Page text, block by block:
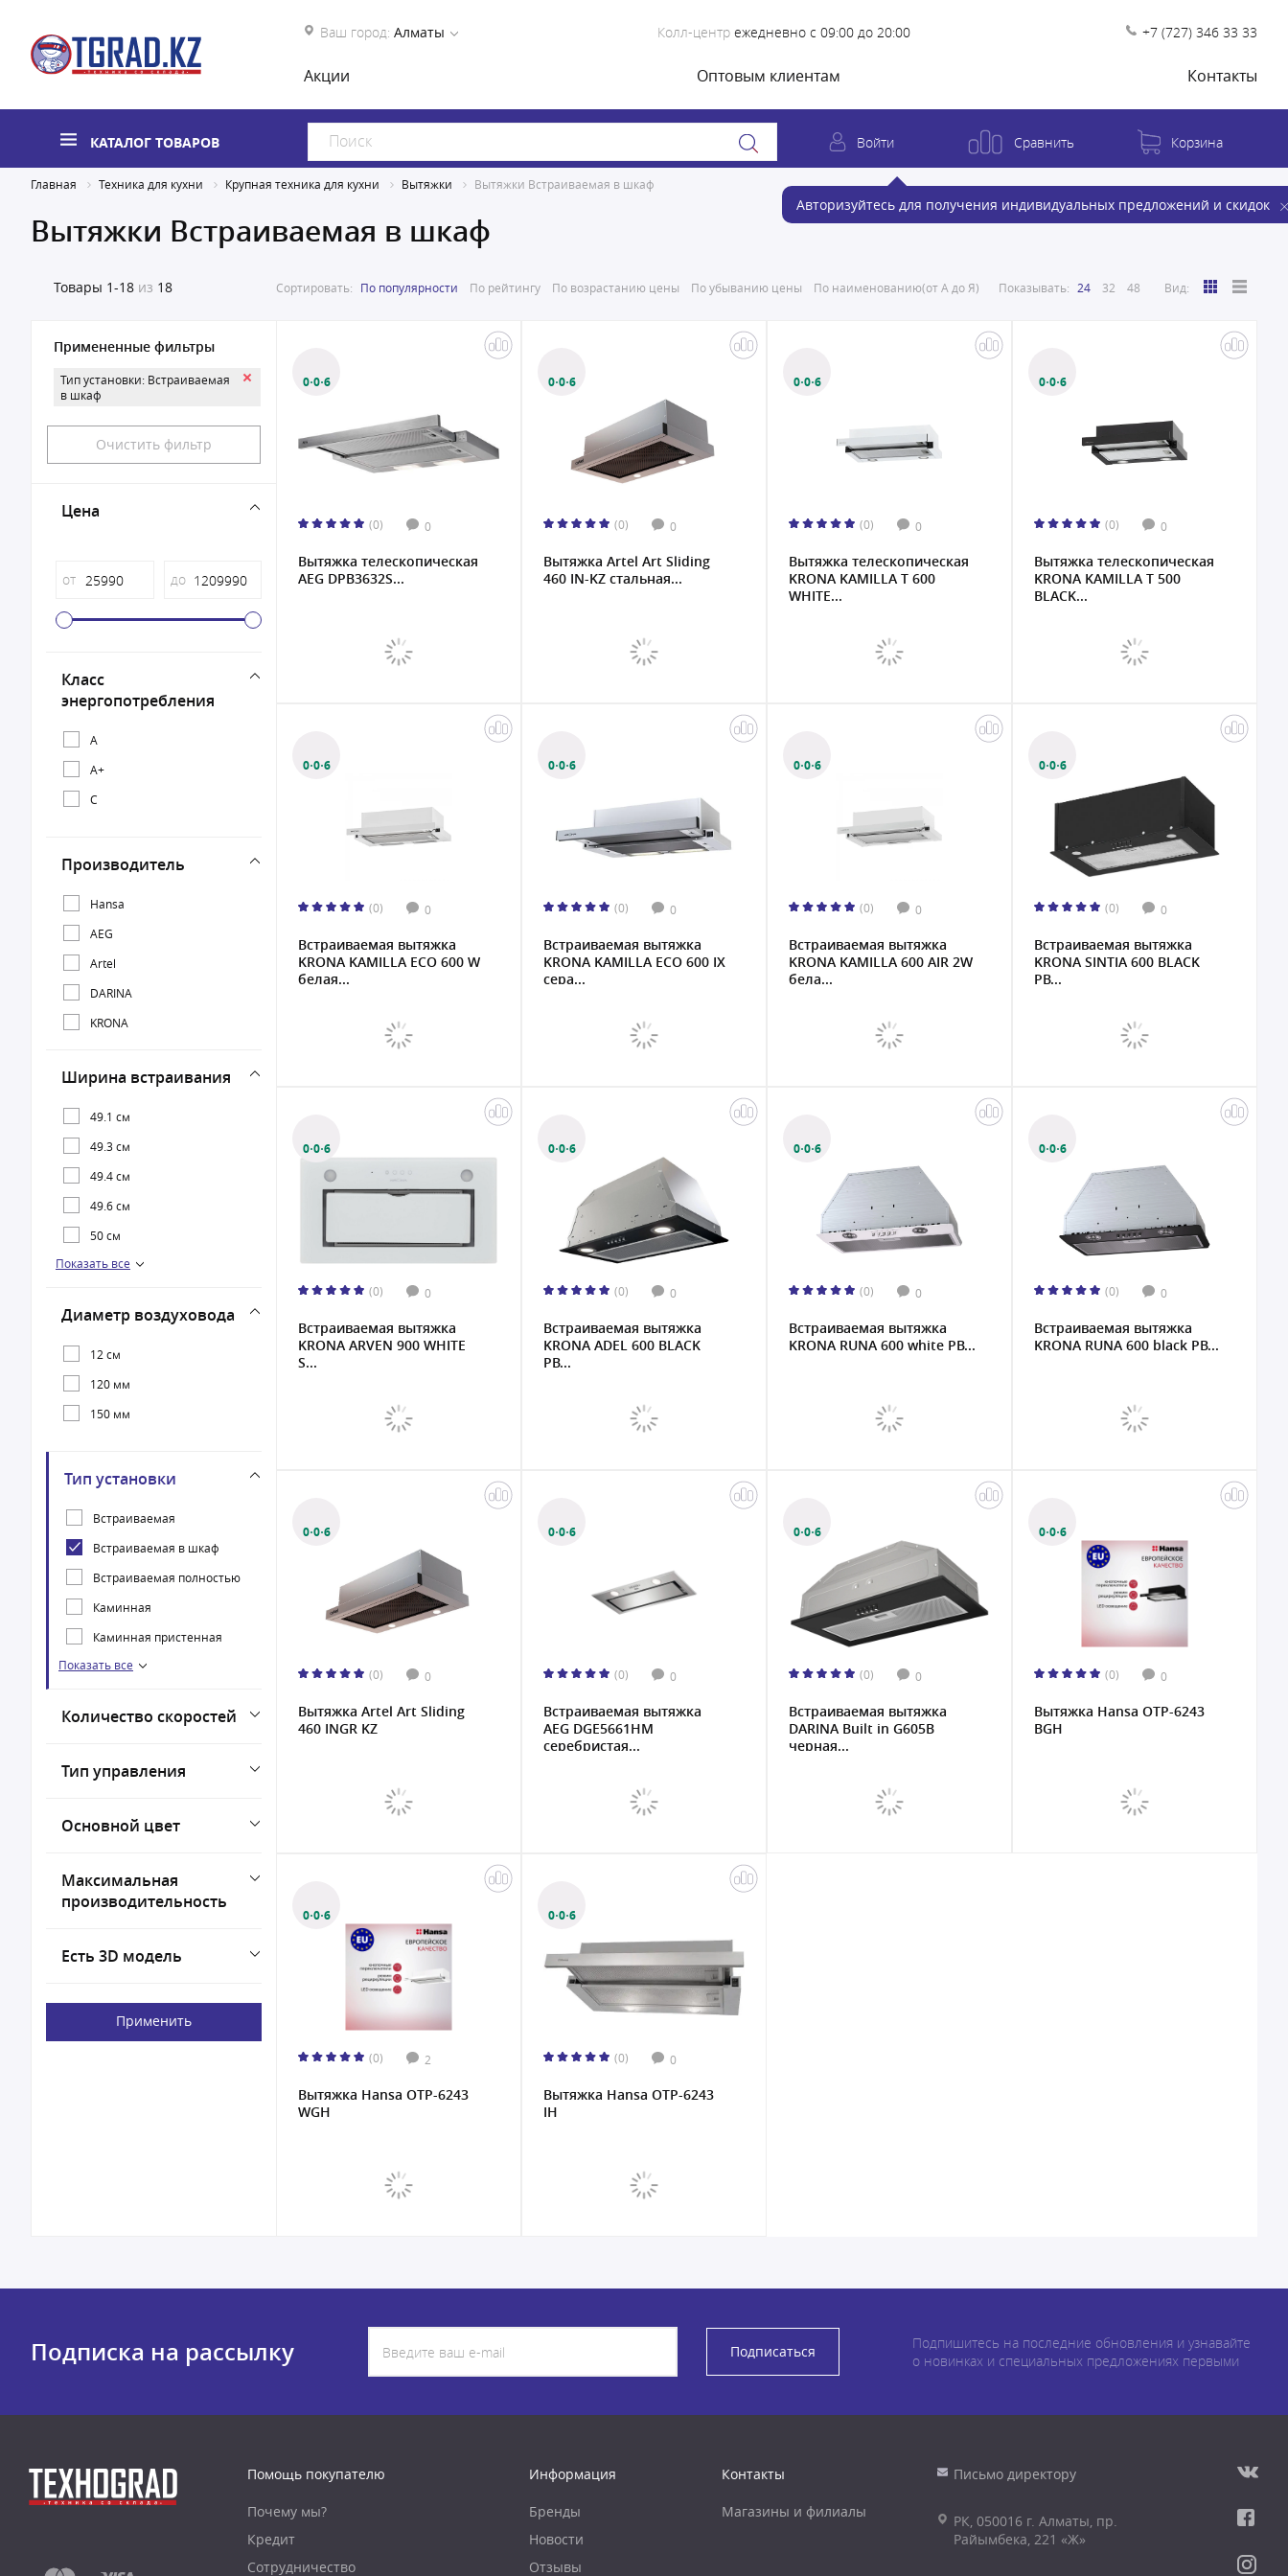
Ваш город: Алматы Колл-центр ежедневно с 09:00 до 20:00 +7 (727) 346 33 33
Акции Оптовым клиентам Контакты
КАТАЛОГ ТОВАРОВ Войти
Авторизуйтесь для получения индивидуальных предложений и скидок
Сравнить Корзина
Главная Техника для кухни Крупная техника для кухни Вытяжки Вытяжки Встраиваемая в шкаф
Вытяжки Встраиваемая в шкаф
Товары 1-18 из 18 Сортировать: По популярности По рейтингу По возрастанию цены По убыванию цены По наименованию(от А до Я) Показывать: 24 32 48 Вид:
Примененные фильтры
Тип установки: Встраиваемая
в шкаф
Очистить фильтр
Цена
от до
Класс
энергопотребления
A
A+
C
Производитель
Hansa
AEG
Artel
DARINA
KRONA
Ширина встраивания
49.1 см
49.3 см
49.4 см
49.6 см
50 см
60 см
Показать все
Диаметр воздуховода
12 см
120 мм
150 мм
Тип установки
Встраиваемая
Встраиваемая в шкаф
Встраиваемая полностью
Каминная
Каминная пристенная
Наклонная
Настольный
Показать все
Количество скоростей
Тип управления
Основной цвет
Максимальная
производительность
Есть 3D модель
Применить
0·0·6
(0) 0
Вытяжка телескопическая
AEG DPB3632S...
0·0·6
(0) 0
Вытяжка Artel Art Sliding
460 IN-KZ стальная...
0·0·6
(0) 0
Вытяжка телескопическая
KRONA KAMILLA T 600
WHITE...
0·0·6
(0) 0
Вытяжка телескопическая
KRONA KAMILLA T 500
BLACK...
0·0·6
(0) 0
Встраиваемая вытяжка
KRONA KAMILLA ECO 600 W
белая...
0·0·6
(0) 0
Встраиваемая вытяжка
KRONA KAMILLA ECO 600 IX
сера...
0·0·6
(0) 0
Встраиваемая вытяжка
KRONA KAMILLA 600 AIR 2W
бела...
0·0·6
(0) 0
Встраиваемая вытяжка
KRONA SINTIA 600 BLACK
PB...
0·0·6
(0) 0
Встраиваемая вытяжка
KRONA ARVEN 900 WHITE
S...
0·0·6
(0) 0
Встраиваемая вытяжка
KRONA ADEL 600 BLACK
PB...
0·0·6
(0) 0
Встраиваемая вытяжка
KRONA RUNA 600 white PB...
0·0·6
(0) 0
Встраиваемая вытяжка
KRONA RUNA 600 black PB...
0·0·6
(0) 0
Вытяжка Artel Art Sliding
460 INGR KZ
0·0·6
(0) 0
Встраиваемая вытяжка
AEG DGE5661HM
серебристая...
0·0·6
(0) 0
Встраиваемая вытяжка
DARINA Built in G605B
черная...
0·0·6
(0) 0
Вытяжка Hansa OTP-6243
BGH
0·0·6
(0) 2
Вытяжка Hansa OTP-6243
WGH
0·0·6
(0) 0
Вытяжка Hansa OTP-6243
IH
Подписка на рассылку Подписаться
Подпишитесь на последние обновления и узнавайте
о новинках и специальных предложениях первыми
Помощь покупателю
Почему мы?
Кредит
Сотрудничество
Информация
Бренды
Новости
Отзывы
Контакты
Магазины и филиалы
Письмо директору
РК, 050016 г. Алматы, пр.
Райымбека, 221 «Ж»